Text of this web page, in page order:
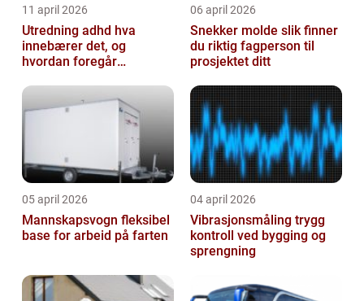
11 april 2026
Utredning adhd hva
innebærer det, og
hvordan foregår
06 april 2026
Snekker molde slik finner
du riktig fagperson til
prosjektet ditt
05 april 2026
Mannskapsvogn fleksibel
base for arbeid på farten
04 april 2026
Vibrasjonsmåling trygg
kontroll ved bygging og
sprengning